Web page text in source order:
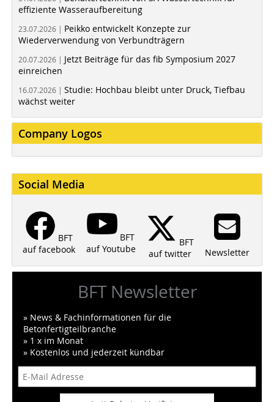
effiziente Wasseraufbereitung
23.07.2026 | Peikko entwickelt Konzepte zur
Wiederverwendung von Verbundträgern
20.07.2026 | Jetzt Beiträge für das fib Symposium 2027
einreichen
16.07.2026 | Studie: Hochbau bleibt unter Druck, Tiefbau
wächst weiter
Company Logos
Social Media
BFT
auf facebook
BFT
auf Youtube
BFT
auf twitter
Newsletter
BFT Newsletter
» News & Fachinformationen für die
Betonfertigteilbranche
» 1 x im Monat
» Kostenlos und jederzeit kündbar